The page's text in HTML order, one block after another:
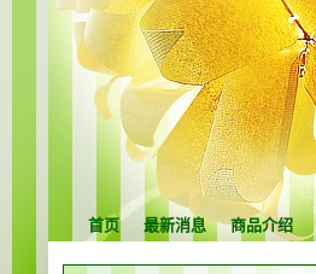
首页 最新消息 商品介绍